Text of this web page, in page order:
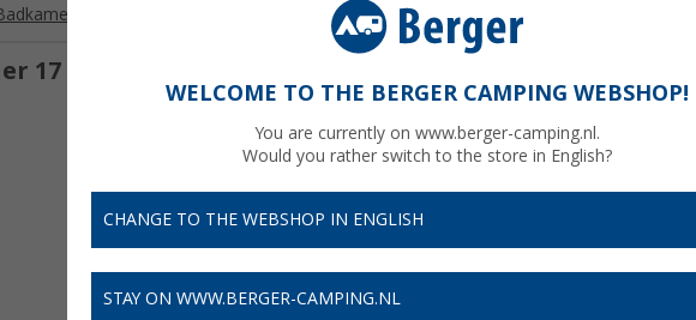
camper en caravan Badkamer accessoires
17 cm zwart
€
WELCOME TO THE BERGER CAMPING WEBSHOP!
You are currently on www.berger-camping.nl.
Would you rather switch to the store in English?
CHANGE TO THE WEBSHOP IN ENGLISH
STAY ON WWW.BERGER-CAMPING.NL